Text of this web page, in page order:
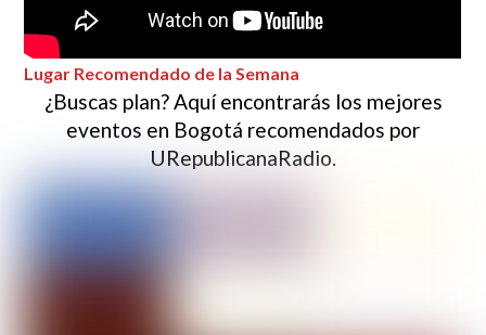
Lugar Recomendado de la Semana
¿Buscas plan? Aquí encontrarás los mejores
eventos en Bogotá recomendados por
URepublicanaRadio.